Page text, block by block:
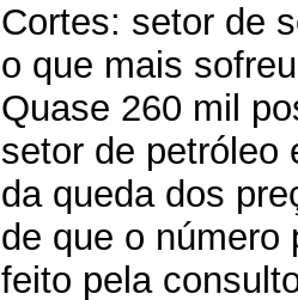
Cortes: setor de
o que mais
Quase 260 mil
setor de petróleo
da queda dos
de que o número
feito pela